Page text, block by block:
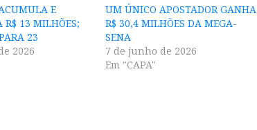
E
R$ 13 MILHÕES;
23
2026
UM ÚNICO APOSTADOR GANHA
R$ 30,4 MILHÕES DA MEGA-
SENA
7 de junho de 2026
Em "CAPA"